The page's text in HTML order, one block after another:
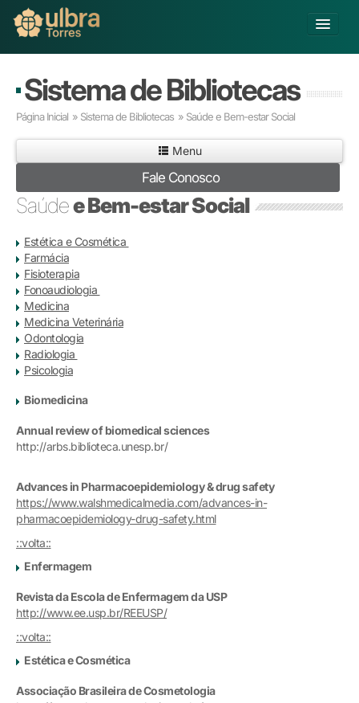
Buscar
Já sou Aluno
Matricule-se
Educação Básica
Graduação
Educação a Distância
Pesquisa
Extensão
Infraestrutura e Serviços
Inovação
Sobre a ULBRA
Sistema de Bibliotecas
Página Inicial » Sistema de Bibliotecas » Saúde e Bem-estar Social
Menu
Fale Conosco
Saúdee Bem-estar Social
Estética e Cosmética
Farmácia
Fisioterapia
Fonoaudiologia
Medicina
Medicina Veterinária
Odontologia
Radiologia
Psicologia
Biomedicina
Annual review of biomedical sciences
http://arbs.biblioteca.unesp.br/
Advances in Pharmacoepidemiology & drug safety
https://www.walshmedicalmedia.com/advances-in-
pharmacoepidemiology-drug-safety.html
::volta::
Enfermagem
Revista da Escola de Enfermagem da USP
http://www.ee.usp.br/REEUSP/
::volta::
Estética e Cosmética
Associação Brasileira de Cosmetologia